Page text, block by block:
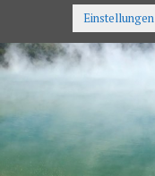
Einstellungen